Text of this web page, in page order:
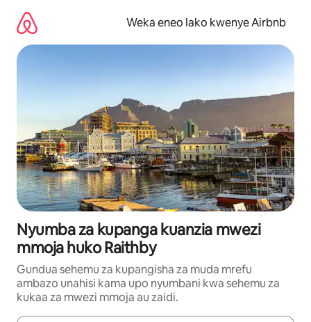
kwenda
kwenye
maudhui
Weka eneo lako kwenye Airbnb
Nyumba za kupanga kuanzia mwezi
mmoja huko Raithby
Gundua sehemu za kupangisha za muda mrefu
ambazo unahisi kama upo nyumbani kwa sehemu za
kukaa za mwezi mmoja au zaidi.